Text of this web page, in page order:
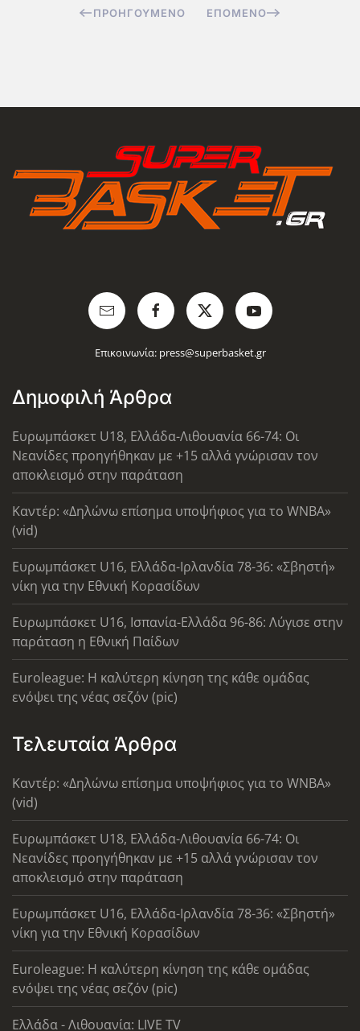
ΠΡΟΗΓΟΎΜΕΝΟ ΕΠΌΜΕΝΟ
Επικοινωνία: press@superbasket.gr
Δημοφιλή Άρθρα
Ευρωμπάσκετ U18, Ελλάδα-Λιθουανία 66-74: Οι
Νεανίδες προηγήθηκαν με +15 αλλά γνώρισαν τον
αποκλεισμό στην παράταση
Καντέρ: «Δηλώνω επίσημα υποψήφιος για το WNBA»
(vid)
Ευρωμπάσκετ U16, Ελλάδα-Ιρλανδία 78-36: «Σβηστή»
νίκη για την Εθνική Κορασίδων
Ευρωμπάσκετ U16, Ισπανία-Ελλάδα 96-86: Λύγισε στην
παράταση η Εθνική Παίδων
Euroleague: Η καλύτερη κίνηση της κάθε ομάδας
ενόψει της νέας σεζόν (pic)
Τελευταία Άρθρα
Καντέρ: «Δηλώνω επίσημα υποψήφιος για το WNBA»
(vid)
Ευρωμπάσκετ U18, Ελλάδα-Λιθουανία 66-74: Οι
Νεανίδες προηγήθηκαν με +15 αλλά γνώρισαν τον
αποκλεισμό στην παράταση
Ευρωμπάσκετ U16, Ελλάδα-Ιρλανδία 78-36: «Σβηστή»
νίκη για την Εθνική Κορασίδων
Euroleague: Η καλύτερη κίνηση της κάθε ομάδας
ενόψει της νέας σεζόν (pic)
Ελλάδα - Λιθουανία: LIVE TV